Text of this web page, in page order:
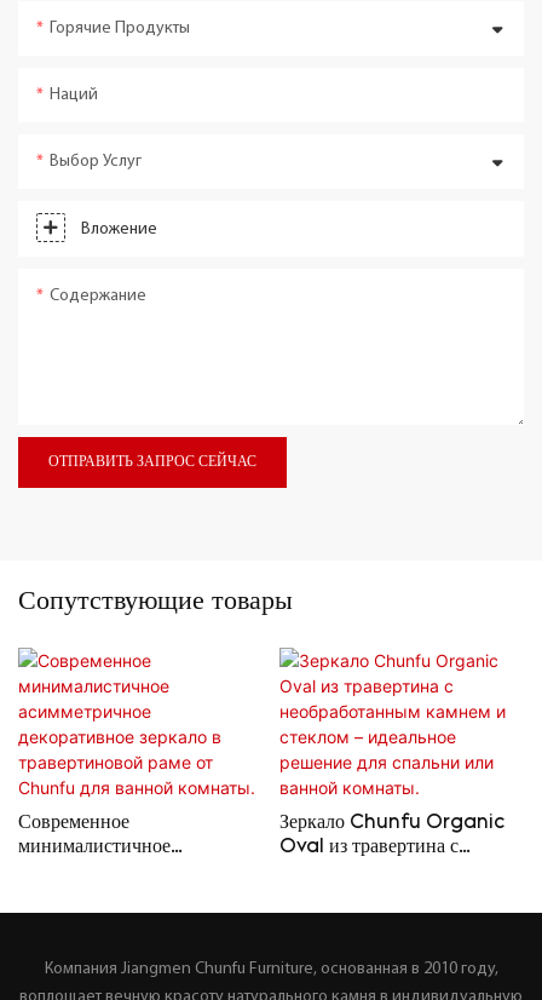
Горячие Продукты
Наций
Выбор Услуг
Вложение
Содержание
ОТПРАВИТЬ ЗАПРОС СЕЙЧАС
Сопутствующие товары
Современное
минималистичное
комнаты.
Зеркало Chunfu Organic
Oval из травертина с
Компания Jiangmen Chunfu Furniture, основанная в 2010 году,